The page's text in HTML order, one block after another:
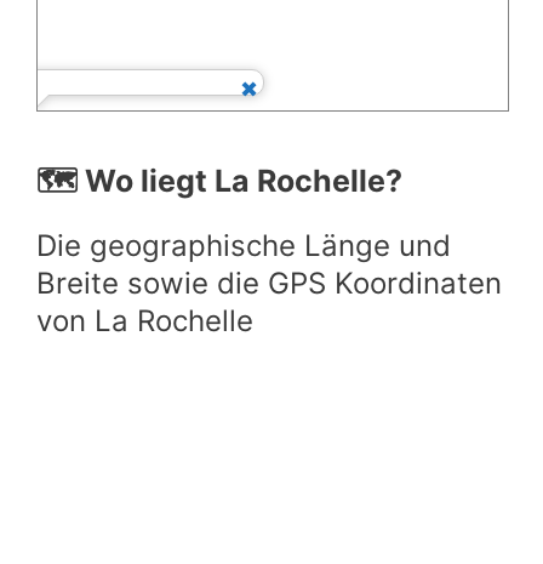
🗺️ Wo liegt La Rochelle?
Die geographische Länge und
Breite sowie die GPS Koordinaten
von La Rochelle